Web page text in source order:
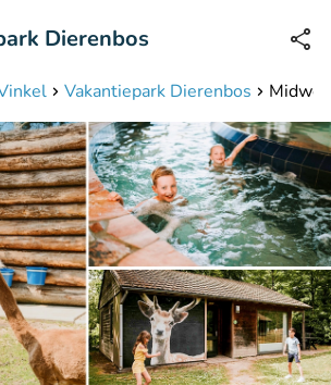
Bereikbaar tot 23:00 uur
Vakantiepark Dierenbos
Dierenbos